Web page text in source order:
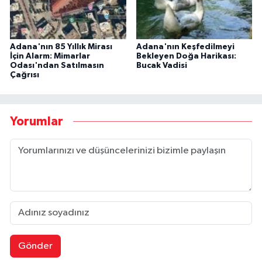
Adana'nın 85 Yıllık Mirası
İçin Alarm: Mimarlar
Odası'ndan Satılmasın
Çağrısı
Adana'nın Keşfedilmeyi
Bekleyen Doğa Harikası:
Bucak Vadisi
Yorumlar
Gönder